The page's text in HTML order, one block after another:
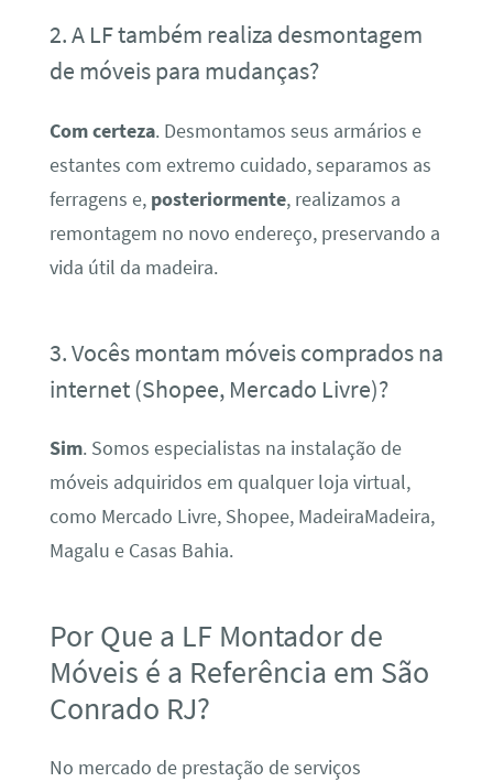
2. A LF também realiza desmontagem
de móveis para mudanças?
Com certeza. Desmontamos seus armários e
estantes com extremo cuidado, separamos as
ferragens e, posteriormente, realizamos a
remontagem no novo endereço, preservando a
vida útil da madeira.
3. Vocês montam móveis comprados na
internet (Shopee, Mercado Livre)?
Sim. Somos especialistas na instalação de
móveis adquiridos em qualquer loja virtual,
como Mercado Livre, Shopee, MadeiraMadeira,
Magalu e Casas Bahia.
Por Que a LF Montador de
Móveis é a Referência em São
Conrado RJ?
No mercado de prestação de serviços